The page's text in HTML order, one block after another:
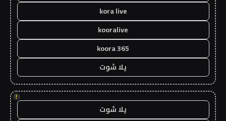
kora live
kooralive
koora 365
يلا شوت
!
يلا شوت